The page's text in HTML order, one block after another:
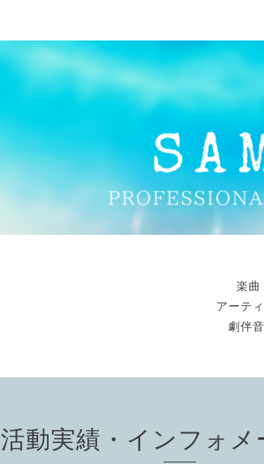
楽曲
アーテ
劇伴
活動実績・インフォメ